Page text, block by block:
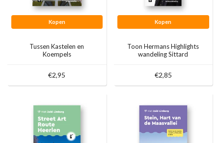
Kopen
Tussen Kastelen en
Koempels
€2,95
Kopen
Toon Hermans Highlights
wandeling Sittard
€2,85